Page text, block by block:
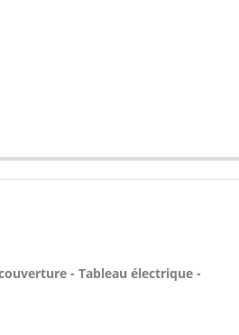
- Tableau électrique -